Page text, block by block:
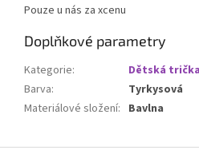
Pouze u nás za xcenu
Doplňkové parametry
Kategorie:
Dětská trička
Barva:
Tyrkysová
Materiálové složení: Bavlna